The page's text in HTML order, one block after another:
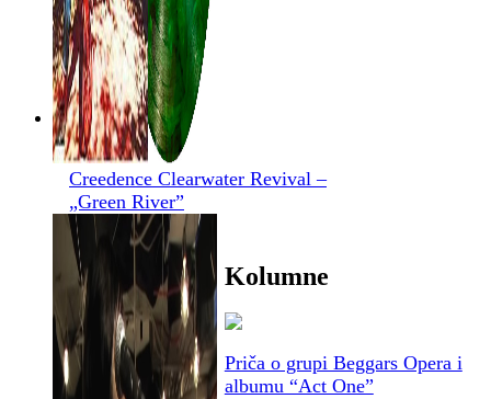
Creedence Clearwater Revival –
„Green River”
Kolumne
Priča o grupi Beggars Opera i
albumu “Act One”